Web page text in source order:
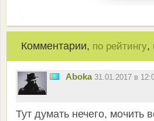
Комментарии, по рейтингу,
Aboka 31.01.2017 в
Тут думать нечего, мочить